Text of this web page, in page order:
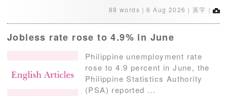
88 words｜6 Aug 2026 ｜英字｜
Jobless rate rose to 4.9% in June
Philippine unemployment rate
rose to 4.9 percent in June, the
Philippine Statistics Authority
(PSA) reported ...